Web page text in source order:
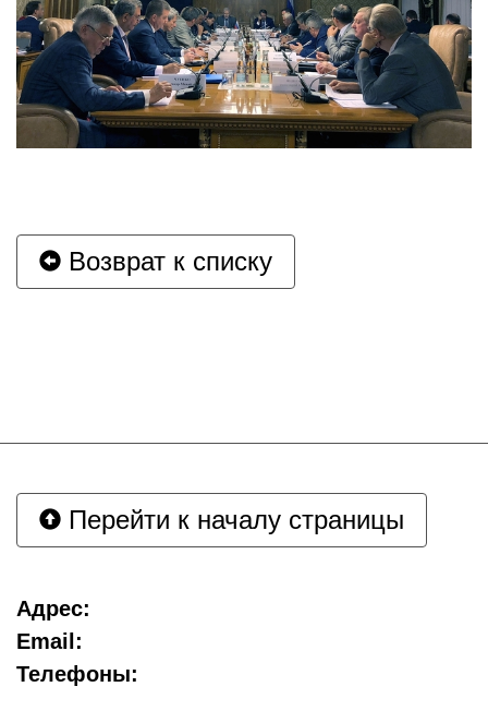
Возврат к списку
Перейти к началу страницы
Адрес:
Email:
Телефоны: